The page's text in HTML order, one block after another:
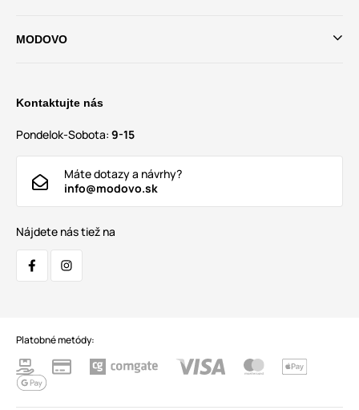
MODOVO
Kontaktujte nás
Pondelok-Sobota: 9-15
Máte dotazy a návrhy?
info@modovo.sk
Nájdete nás tiež na
Platobné metódy: